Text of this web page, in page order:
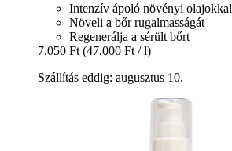
Intenzív ápoló növényi olajokkal
Növeli a bőr rugalmasságát
Regenerálja a sérült bőrt
7.050 Ft (47.000 Ft / l)
Szállítás eddig: augusztus 10.